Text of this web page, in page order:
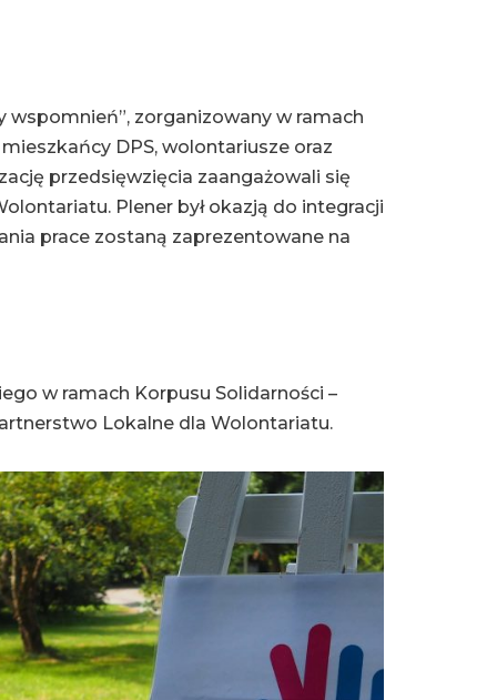
wspomnień”, zorganizowany w ramach
DPS, wolontariusze oraz
przedsięwzięcia zaangażowali się
Plener był okazją do integracji
prace zostaną zaprezentowane na
w ramach Korpusu Solidarności –
Lokalne dla Wolontariatu.